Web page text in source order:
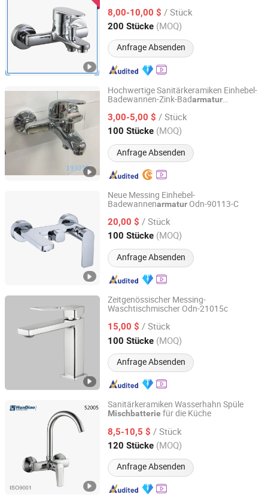
Mischbatterie (VT 14101)
8,00-10,00 $ / Stück
200 Stücke (MOQ)
Anfrage Absenden
Zhejiang, China Seit 2016
Hochwertige Sanitärkeramiken Einhebel-
Badewannen-Zink-Badarmatur
3,00-5,00 $ / Stück
100 Stücke (MOQ)
Anfrage Absenden
Taizhou Qiao En Sanitary Wares Co., Ltd
Zhejiang, China Seit 2022
Neue Messing Einhebel-
Badewannenarmatur Odn-90113-C
20,00 $ / Stück
100 Stücke (MOQ)
Anfrage Absenden
Wenzhou Oupai Sanitary Wares Co., Ltd.
Zhejiang, China Seit 2016
Zeitgenössischer Messing-
Waschtischmischer Odn-21015c
15,00 $ / Stück
100 Stücke (MOQ)
Anfrage Absenden
Wenzhou Oupai Sanitary Wares Co., Ltd.
Zhejiang, China Seit 2016
Sanitärkeramiken Wasserhahn Spüle
Mischbatterie für die Küche
8,5-10,5 $ / Stück
120 Stücke (MOQ)
Anfrage Absenden
Wenzhou Shenguang Sanitary Wares Co., Ltd.
Seit 2019